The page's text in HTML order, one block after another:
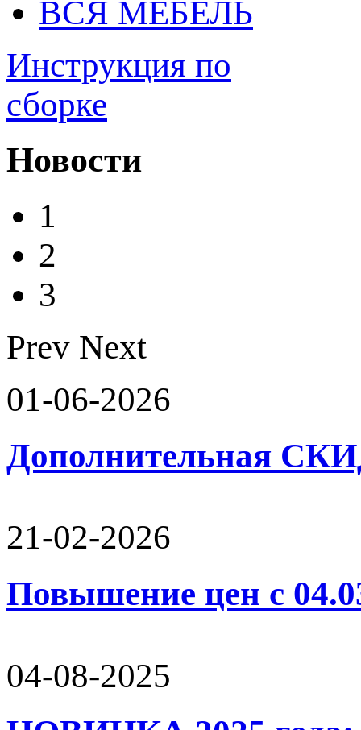
ВСЯ МЕБЕЛЬ
Инструкция по
сборке
Новости
1
2
3
Prev Next
01-06-2026
Дополнительная
21-02-2026
Повышение цен с
04-08-2025